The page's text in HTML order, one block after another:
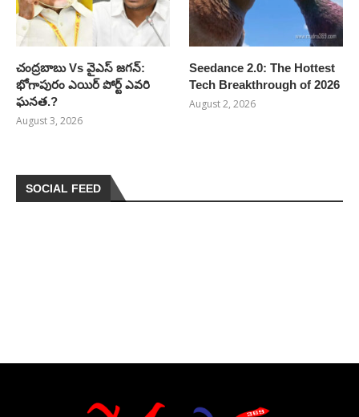
చంద్రబాబు Vs వైఎస్ జగన్:
భోగాపురం ఎయిర్ పోర్ట్ ఎవరి
ఘనత.?
August 3, 2026
Seedance 2.0: The Hottest
Tech Breakthrough of 2026
August 2, 2026
SOCIAL FEED